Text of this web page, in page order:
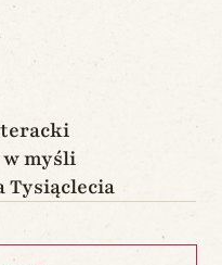
w myśli
Tysiąclecia